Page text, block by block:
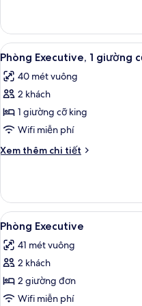
Phòng
giường
Deluxe
Xem
tất
cả
ảnh
Phòng
Executive,
1
giường
king
6
Phòng Executive, 1 giường
40 mét vuông
2 khách
1 giường cỡ king
Wifi miễn phí
Xem thêm chi tiết
Chi
Phòng
Executive,
1
giường
cỡ
king
Xem
tất
cả
ảnh
Phòng
Executive
5
Phòng Executive
41 mét vuông
2 khách
2 giường đơn
Wifi miễn phí